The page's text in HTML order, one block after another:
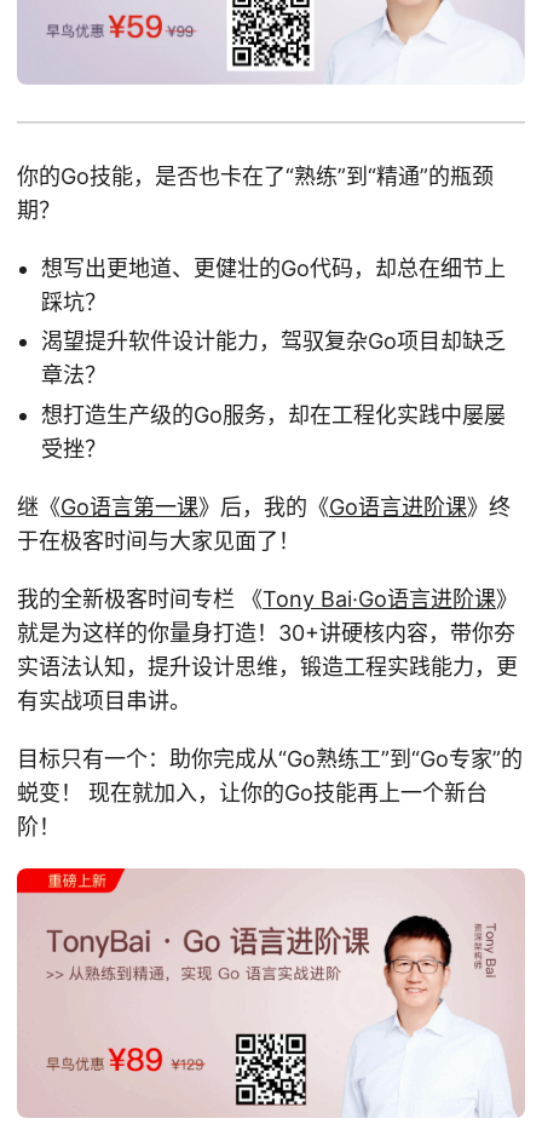
你的Go技能，是否也卡在了“熟练”到“精通”的瓶颈
期？
想写出更地道、更健壮的Go代码，却总在细节上
踩坑？
渴望提升软件设计能力，驾驭复杂Go项目却缺乏
章法？
想打造生产级的Go服务，却在工程化实践中屡屡
受挫？
继《Go语言第一课》后，我的《Go语言进阶课》终
于在极客时间与大家见面了！
我的全新极客时间专栏 《Tony Bai·Go语言进阶课》
就是为这样的你量身打造！30+讲硬核内容，带你夯
实语法认知，提升设计思维，锻造工程实践能力，更
有实战项目串讲。
目标只有一个：助你完成从“Go熟练工”到“Go专家”的
蜕变！ 现在就加入，让你的Go技能再上一个新台
阶！